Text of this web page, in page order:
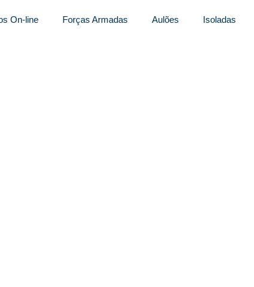
On-line Forças Armadas Aulões Isoladas